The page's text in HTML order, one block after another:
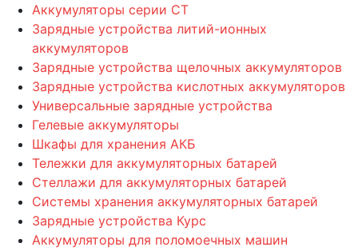
Аккумуляторы серии СТ
Зарядные устройства литий-ионных
аккумуляторов
Зарядные устройства щелочных аккумуляторов
Зарядные устройства кислотных аккумуляторов
Универсальные зарядные устройства
Гелевые аккумуляторы
Шкафы для хранения АКБ
Тележки для аккумуляторных батарей
Стеллажи для аккумуляторных батарей
Системы хранения аккумуляторных батарей
Зарядные устройства Курс
Аккумуляторы для поломоечных машин